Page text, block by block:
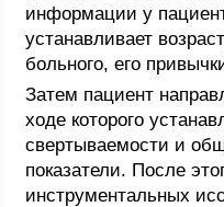
информации у
устанавливает
больного, его
Затем пациент
ходе которого
свертываемости и
показатели. После
инструментальных